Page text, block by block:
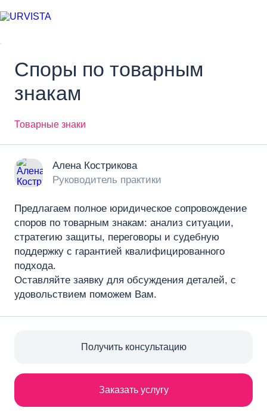
Споры по товарным
знакам
Товарные знаки
Алена Кострикова
Руководитель практики
Предлагаем полное юридическое сопровождение
споров по товарным знакам: анализ ситуации,
стратегию защиты, переговоры и судебную
поддержку с гарантией квалифицированного
подхода.
Оставляйте заявку для обсуждения деталей, с
удовольствием поможем Вам.
Получить консультацию
Заказать услугу